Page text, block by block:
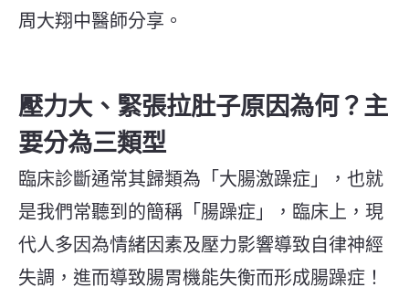
周大翔中醫師分享。
壓力大、緊張拉肚子原因為何？主
要分為三類型
臨床診斷通常其歸類為「大腸激躁症」，也就
是我們常聽到的簡稱「腸躁症」，臨床上，現
代人多因為情緒因素及壓力影響導致自律神經
失調，進而導致腸胃機能失衡而形成腸躁症！